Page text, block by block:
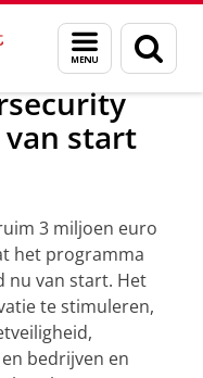
Menu
en
zoeken
start
3 miljoen euro
het programma
nu van start. Het
te stimuleren,
bedrijven en